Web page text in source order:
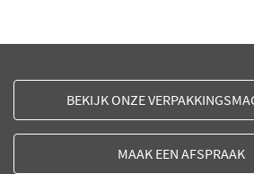
BEKIJK ONZE
MAAK EEN AFSPRAAK